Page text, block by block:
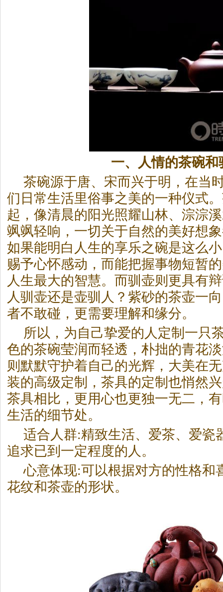
一、人情的茶碗和
茶碗源于唐、宋而兴于明，在当
们日常生活里俗事之美的一种仪式。
起，像清晨的阳光照耀山林、淙淙
飒飒轻响，一切关于自然的美好想
如果能明白人生的享乐之碗是这么
赐予心怀感动，而能把握事物短暂
人生最大的智慧。而驯壶则更具有
人驯壶还是壶驯人？紫砂的茶壶一
者不敢碰，更需要理解和缘分。
所以，为自己挚爱的人定制一只
色的茶碗莹润而轻透，朴拙的青花
则默默守护着自己的光辉，大美在
装的高级定制， 茶具的定制也悄然
茶具相比，更用心也更独一无二，
生活的细节处。
适合人群:精致生活、爱茶、爱瓷
追求已到一定程度的人。
心意体现:可以根据对方的性格和
花纹和茶壶的形状。